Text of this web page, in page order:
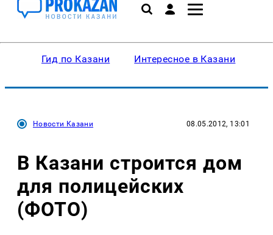
Гид по Казани Интересное в Казани
Новости Казани 08.05.2012, 13:01
В Казани строится дом
для полицейских
(ФОТО)